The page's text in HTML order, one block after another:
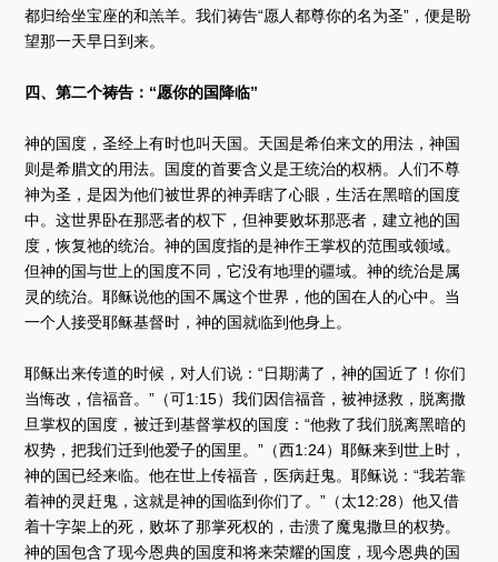
都归给坐宝座的和羔羊。我们祷告“愿人都尊你的名为圣”，便是盼
望那一天早日到来。
四、第二个祷告：“愿你的国降临”
神的国度，圣经上有时也叫天国。天国是希伯来文的用法，神国
则是希腊文的用法。国度的首要含义是王统治的权柄。人们不尊
神为圣，是因为他们被世界的神弄瞎了心眼，生活在黑暗的国度
中。这世界卧在那恶者的权下，但神要败坏那恶者，建立祂的国
度，恢复祂的统治。神的国度指的是神作王掌权的范围或领域。
但神的国与世上的国度不同，它没有地理的疆域。神的统治是属
灵的统治。耶稣说他的国不属这个世界，他的国在人的心中。当
一个人接受耶稣基督时，神的国就临到他身上。
耶稣出来传道的时候，对人们说：“日期满了，神的国近了！你们
当悔改，信福音。”（可1:15）我们因信福音，被神拯救，脱离撒
旦掌权的国度，被迁到基督掌权的国度：“他救了我们脱离黑暗的
权势，把我们迁到他爱子的国里。”（西1:24）耶稣来到世上时，
神的国已经来临。他在世上传福音，医病赶鬼。耶稣说：“我若靠
着神的灵赶鬼，这就是神的国临到你们了。”（太12:28）他又借
着十字架上的死，败坏了那掌死权的，击溃了魔鬼撒旦的权势。
神的国包含了现今恩典的国度和将来荣耀的国度，现今恩典的国